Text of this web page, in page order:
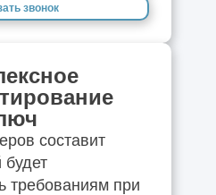
звонок
составит
будет
требованиям при